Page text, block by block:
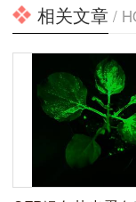
相关文章 /